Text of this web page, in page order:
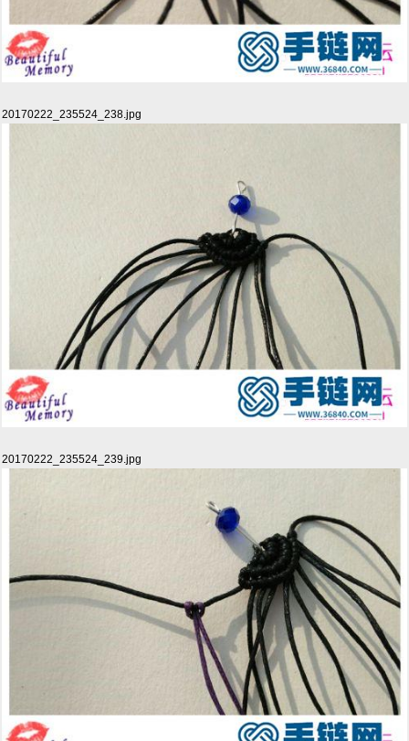
20170222_235524_238.jpg
20170222_235524_239.jpg